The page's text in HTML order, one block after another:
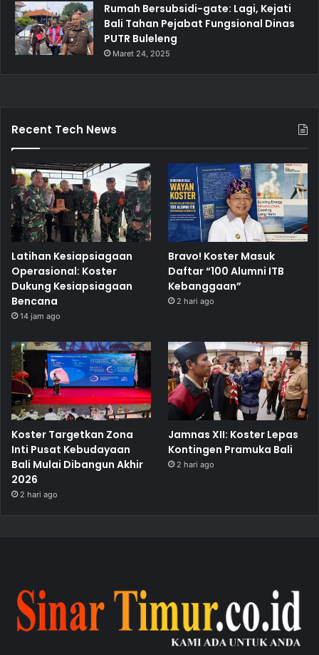
Rumah Bersubsidi-gate: Lagi, Kejati
Bali Tahan Pejabat Fungsional Dinas
PUTR Buleleng
Maret 24, 2025
Recent Tech News
Latihan Kesiapsiagaan
Operasional: Koster
Dukung Kesiapsiagaan
Bencana
14 jam ago
Bravo! Koster Masuk
Daftar “100 Alumni ITB
Kebanggaan”
2 hari ago
Koster Targetkan Zona
Inti Pusat Kebudayaan
Bali Mulai Dibangun Akhir
2026
2 hari ago
Jamnas XII: Koster Lepas
Kontingen Pramuka Bali
2 hari ago